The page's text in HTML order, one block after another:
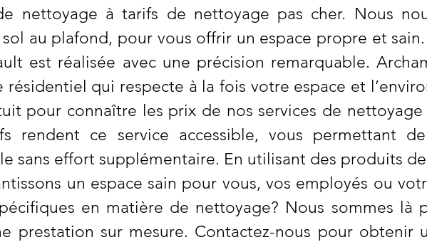
nettoyage à tarifs de nettoyage pas cher. Nous
au plafond, pour vous offrir un espace propre et
est réalisée avec une précision remarquable.
résidentiel qui respecte à la fois votre espace et
pour connaître les prix de nos services de
rendent ce service accessible, vous permettant
sans effort supplémentaire. En utilisant des produits
un espace sain pour vous, vos employés ou
en matière de nettoyage? Nous sommes là
prestation sur mesure. Contactez-nous pour obtenir